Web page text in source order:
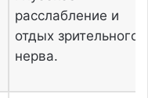
расслабление и
отдых зрительного
нерва.